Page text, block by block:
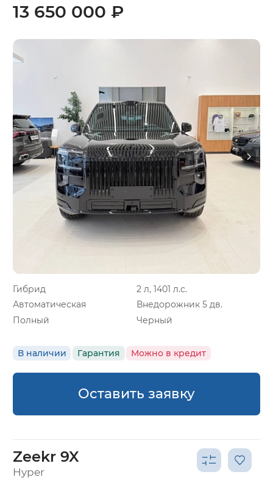
Гибрид
2 л, 1401 л.с.
Автоматическая
Внедорожник 5 дв.
Полный
Черный
В наличии Гарантия Можно в кредит
13 650 000 ₽
Оставить заявку
Zeekr 9X
Hyper